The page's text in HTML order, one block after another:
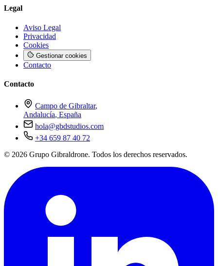
Legal
Aviso Legal
Privacidad
Cookies
Gestionar cookies
Contacto
Contacto
Campo de Gibraltar,
Andalucía, España
hola@gbdstudios.com
+34 659 87 40 72
© 2026 Grupo Gibraldrone. Todos los derechos reservados.